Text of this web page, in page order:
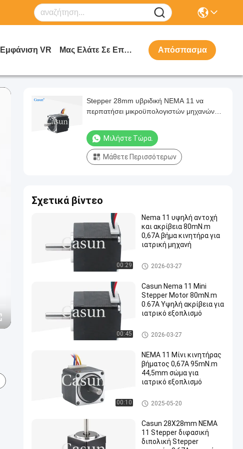
Εμφάνιση VR Μας Ελάτε Σε Επαφή Με Απόσπασμα
Stepper 28mm υβριδική NEMA 11 να
περπατήσει μικροϋπολογιστών μηχανών
Μιλήστε Τώρα.
Μάθετε Περισσότερων
Σχετικά βίντεο
00:29
Nema 11 υψηλή αντοχή
και ακρίβεια 80mN.m
0,67A βήμα κινητήρα για
ιατρική μηχανή
nema 11 stepper μηχανή
2026-03-27
00:45
Casun Nema 11 Mini
Stepper Motor 80mN.m
0.67A Υψηλή ακρίβεια για
ιατρικό εξοπλισμό
nema 11 stepper μηχανή
2026-03-27
00:10
NEMA 11 Μίνι κινητήρας
βήματος 0,67A 95mN.m
44,5mm σώμα για
ιατρικό εξοπλισμό
nema 11 stepper μηχανή
2025-05-20
Casun 28X28mm NEMA
11 Stepper διφασική
διπολική Stepper